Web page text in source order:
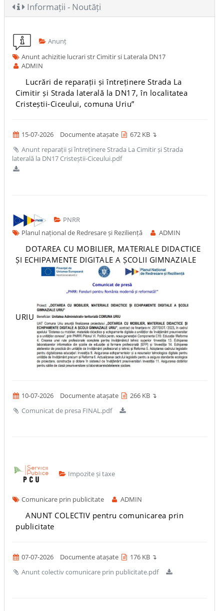
Informații - Noutăți
Anunț
Anunt achizitie lucrari str Cimitir si Laterala DN17
ADMIN
Lucrări de reparații și întreținere Strada La
Cimitir și Strada laterală la DN17, în localitatea
Cristeștii-Ciceului, comuna Uriu”
15-07-2026 Documente atașate
672 KB ↴
Anunt reparații și întreținere Strada La Cimitir și Strada
laterală la DN17 Cristeștii-Ciceului.pdf
PNRR
Planul național de Redresare și Reziliență
ADMIN
DOTAREA CU MOBILIER, MATERIALE DIDACTICE
ȘI ECHIPAMENTE DIGITALE A ȘCOLII GIMNAZIALE
URIU
10-07-2026 Documente atașate
266 KB ↴
Comunicat de presa FINAL.pdf
Impozite și taxe
Comunicare prin publicitate ADMIN
ANUNT COLECTIV pentru comunicarea prin
publicitate
07-07-2026 Documente atașate
176 KB ↴
Anunt colectiv comunicare prin publicitate.pdf